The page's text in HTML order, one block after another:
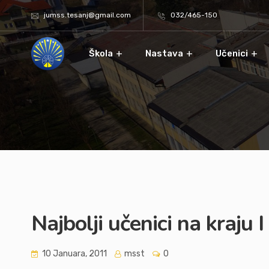
jumss.tesanj@gmail.com 032/465-150
Škola Nastava Učenici
Najbolji učenici na kraju
10 Januara, 2011 msst 0